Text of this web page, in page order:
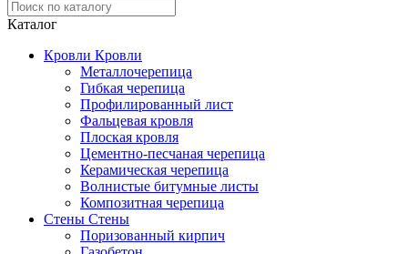
Каталог
Кровли Кровли
Металлочерепица
Гибкая черепица
Профилированный лист
Фальцевая кровля
Плоская кровля
Цементно-песчаная черепица
Керамическая черепица
Волнистые битумные листы
Композитная черепица
Стены Стены
Поризованный кирпич